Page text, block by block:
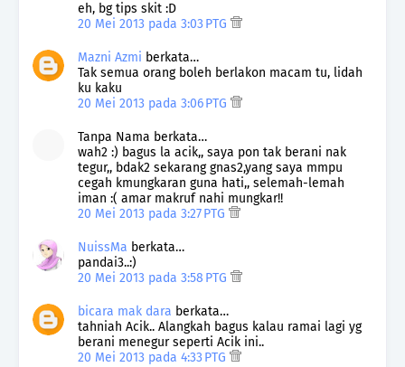
eh, bg tips skit :D
20 Mei 2013 pada 3:03 PTG
Mazni Azmi berkata…
Tak semua orang boleh berlakon macam tu, lidah
ku kaku
20 Mei 2013 pada 3:06 PTG
Tanpa Nama berkata…
wah2 :) bagus la acik,, saya pon tak berani nak
tegur,, bdak2 sekarang gnas2,yang saya mmpu
cegah kmungkaran guna hati,, selemah-lemah
iman :( amar makruf nahi mungkar!!
20 Mei 2013 pada 3:27 PTG
NuissMa berkata…
pandai3..:)
20 Mei 2013 pada 3:58 PTG
bicara mak dara berkata…
tahniah Acik.. Alangkah bagus kalau ramai lagi yg
berani menegur seperti Acik ini..
20 Mei 2013 pada 4:33 PTG